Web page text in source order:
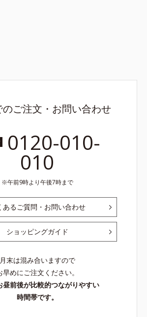
のご注文・お問い合わせ
0120-010-
010
午前9時より午後7時まで
あるご質問・お問い合わせ
ショッピングガイド
月末は混み合いますので
早めにご注文ください。
昼前後が比較的つながりやすい
時間帯です。